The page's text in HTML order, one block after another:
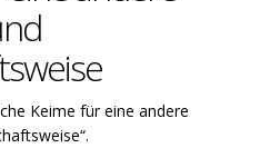
Keime für eine andere